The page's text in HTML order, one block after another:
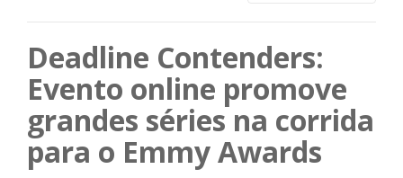
Deadline Contenders:
Evento online promove
grandes séries na corrida
para o Emmy Awards